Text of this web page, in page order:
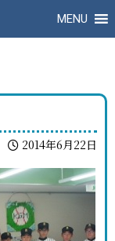
MENU
2014年6月22日